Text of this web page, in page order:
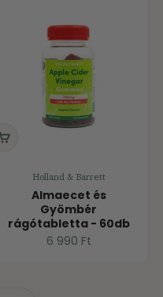
Holland & Barrett
Almaecet és
Gyömbér
rágótabletta - 60db
Ár
6 990 Ft